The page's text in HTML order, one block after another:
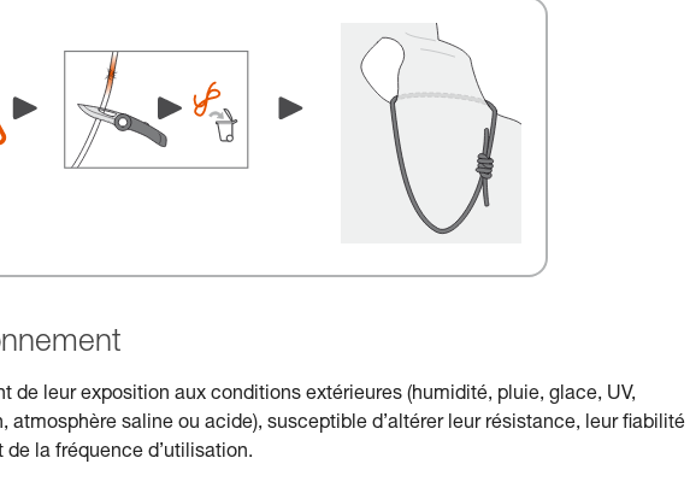
de leur exposition aux conditions extérieures (humidité, pluie, glace, UV,
atmosphère saline ou acide), susceptible d’altérer leur résistance, leur fiabilité
la fréquence d’utilisation.